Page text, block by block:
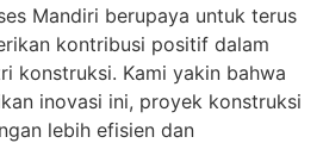
Mandiri berupaya untuk terus
kontribusi positif dalam
konstruksi. Kami yakin bahwa
inovasi ini, proyek konstruksi
lebih efisien dan